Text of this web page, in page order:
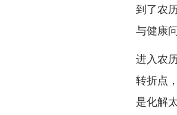
到了农
与健康
进入农
转折点
是化解